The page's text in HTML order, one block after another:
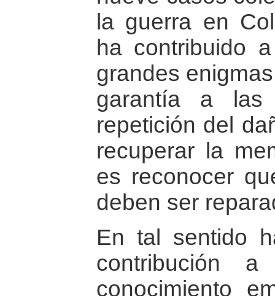
la guerra en
ha contribuido
grandes
garantía a
repetición del
recuperar la
es reconocer
deben ser
En tal sentido
contribución
conocimiento